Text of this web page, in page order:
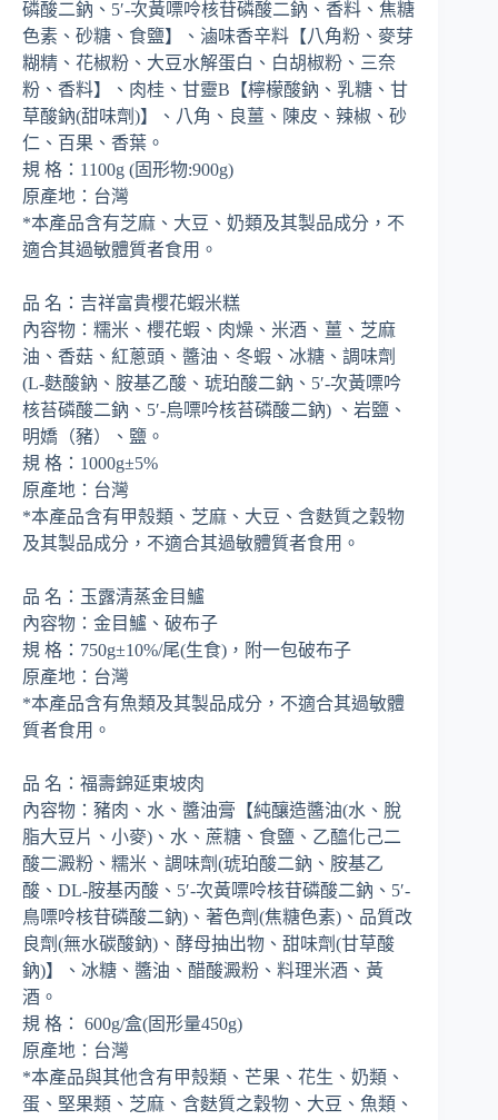
磷酸二鈉、5′-次黃嘌呤核苷磷酸二鈉、香料、焦糖
色素、砂糖、食鹽】、滷味香辛料【八角粉、麥芽
糊精、花椒粉、大豆水解蛋白、白胡椒粉、三奈
粉、香料】、肉桂、甘靈B【檸檬酸鈉、乳糖、甘
草酸鈉(甜味劑)】、八角、良薑、陳皮、辣椒、砂
仁、百果、香葉。
規 格：1100g (固形物:900g)
原產地：台灣
*本產品含有芝麻、大豆、奶類及其製品成分，不
適合其過敏體質者食用。
品 名：吉祥富貴櫻花蝦米糕
內容物：糯米、櫻花蝦、肉燥、米酒、薑、芝麻
油、香菇、紅蔥頭、醬油、冬蝦、冰糖、調味劑
(L-麩酸鈉、胺基乙酸、琥珀酸二鈉、5′-次黃嘌吟
核苔磷酸二鈉、5′-烏嘌吟核苔磷酸二鈉) 、岩鹽、
明嬌（豬）、鹽。
規 格：1000g±5%
原產地：台灣
*本產品含有甲殼類、芝麻、大豆、含麩質之穀物
及其製品成分，不適合其過敏體質者食用。
品 名：玉露清蒸金目鱸
內容物：金目鱸、破布子
規 格：750g±10%/尾(生食)，附一包破布子
原產地：台灣
*本產品含有魚類及其製品成分，不適合其過敏體
質者食用。
品 名：福壽錦延東坡肉
內容物：豬肉、水、醬油膏【純釀造醬油(水、脫
脂大豆片、小麥)、水、蔗糖、食鹽、乙醯化己二
酸二澱粉、糯米、調味劑(琥珀酸二鈉、胺基乙
酸、DL-胺基丙酸、5′-次黃嘌呤核苷磷酸二鈉、5′-
鳥嘌呤核苷磷酸二鈉)、著色劑(焦糖色素)、品質改
良劑(無水碳酸鈉)、酵母抽出物、甜味劑(甘草酸
鈉)】、冰糖、醬油、醋酸澱粉、料理米酒、黃
酒。
規 格： 600g/盒(固形量450g)
原產地：台灣
*本產品與其他含有甲殼類、芒果、花生、奶類、
蛋、堅果類、芝麻、含麩質之穀物、大豆、魚類、